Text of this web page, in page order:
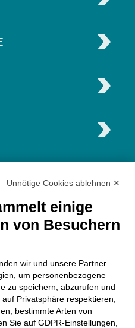
70 37062
(VR) Italy
Unnötige Cookies ablehnen ✕
einige
von Besuchern
wir und unsere Partner
um personenbezogene
zu speichern, abzurufen und
Privatsphäre respektieren,
bestimmte Arten von
Sie auf GDPR-Einstellungen,